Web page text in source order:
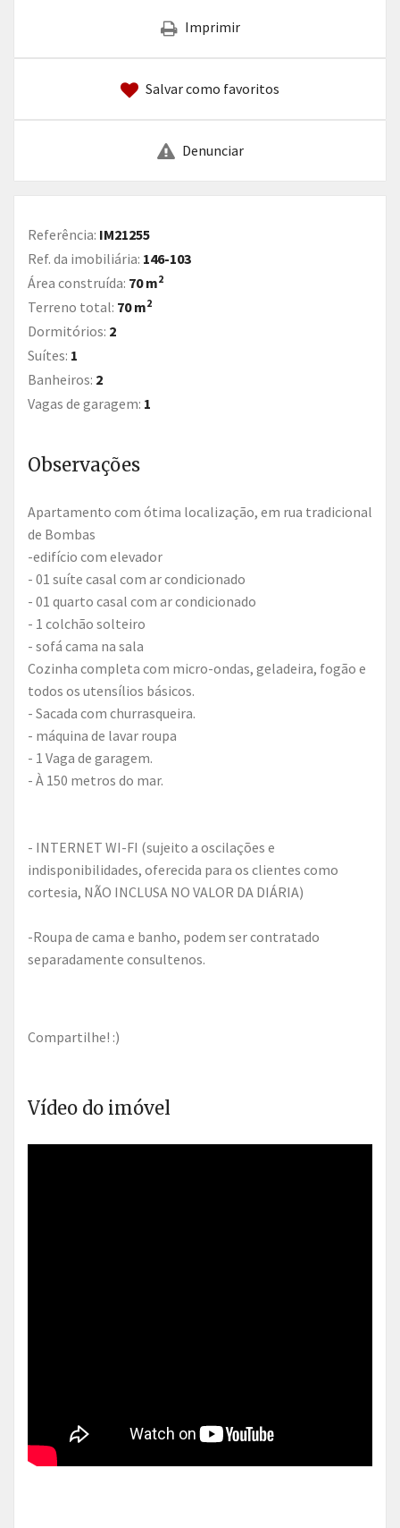
Imprimir
Salvar como favoritos
Denunciar
Referência: IM21255
Ref. da imobiliária: 146-103
Área construída: 70 m2
Terreno total: 70 m2
Dormitórios: 2
Suítes: 1
Banheiros: 2
Vagas de garagem: 1
Observações
Apartamento com ótima localização, em rua tradicional
de Bombas
-edifício com elevador
- 01 suíte casal com ar condicionado
- 01 quarto casal com ar condicionado
- 1 colchão solteiro
- sofá cama na sala
Cozinha completa com micro-ondas, geladeira, fogão e
todos os utensílios básicos.
- Sacada com churrasqueira.
- máquina de lavar roupa
- 1 Vaga de garagem.
- À 150 metros do mar.
- INTERNET WI-FI (sujeito a oscilações e
indisponibilidades, oferecida para os clientes como
cortesia, NÃO INCLUSA NO VALOR DA DIÁRIA)
-Roupa de cama e banho, podem ser contratado
separadamente consultenos.
Compartilhe! :)
Vídeo do imóvel